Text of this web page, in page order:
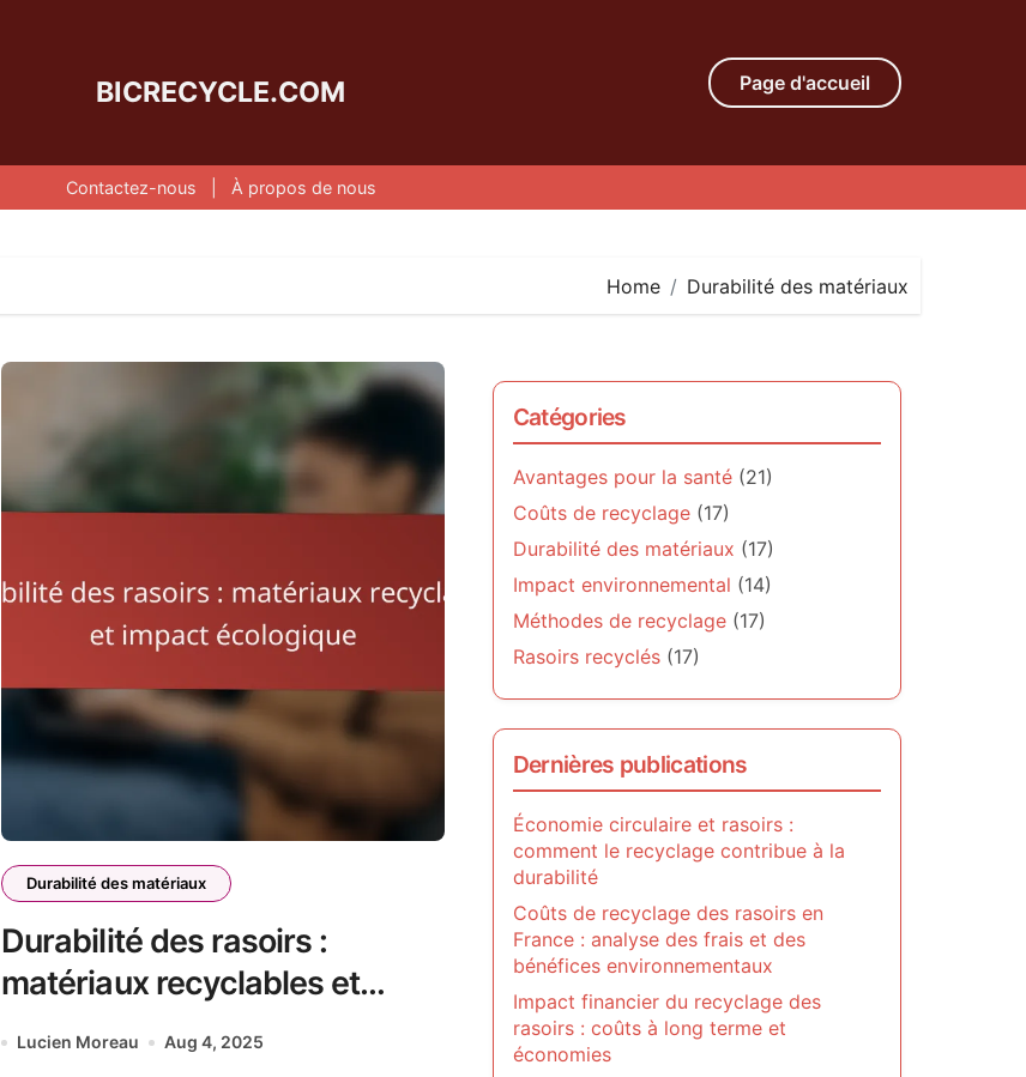
BICRECYCLE.COM Page d'accueil
Contactez-nous À propos de nous
Home Durabilité des matériaux
Durabilité des matériaux
Durabilité des rasoirs :
matériaux recyclables et
impact écologique
Lucien Moreau Aug 4, 2025
Catégories
Avantages pour la santé(21)
Coûts de recyclage(17)
Durabilité des matériaux (17)
Impact environnemental (14)
Méthodes de recyclage(17)
Rasoirs recyclés(17)
Dernières publications
Économie circulaire et rasoirs :
comment le recyclage contribue à la
durabilité
Coûts de recyclage des rasoirs en
France : analyse des frais et des
bénéfices environnementaux
Impact financier du recyclage des
rasoirs : coûts à long terme et
économies